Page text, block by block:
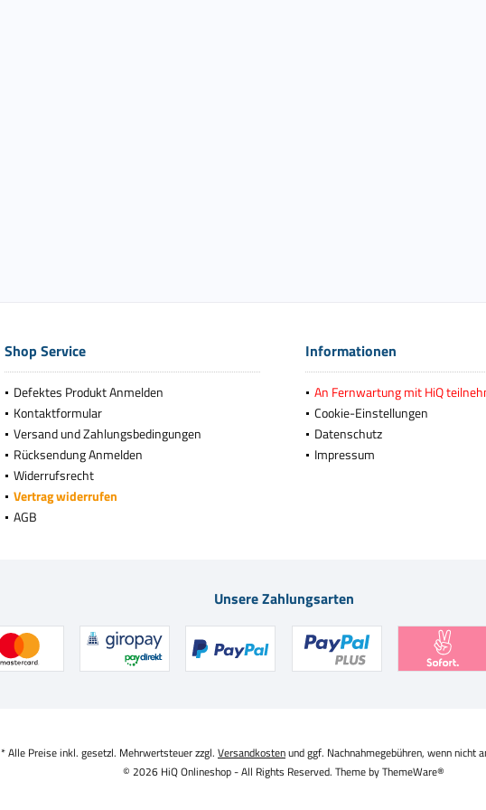
Shop Service
Defektes Produkt Anmelden
Kontaktformular
Versand und Zahlungsbedingungen
Rücksendung Anmelden
Widerrufsrecht
Vertrag widerrufen
AGB
Informationen
An Fernwartung mit HiQ
Cookie-Einstellungen
Datenschutz
Impressum
Unsere Zahlungsarten
* Alle Preise inkl. gesetzl. Mehrwertsteuer zzgl. Versandkostenund ggf. Nachnahmegebühren, wenn nicht
© 2026 HiQ Onlineshop - All Rights Reserved. Theme byThemeWare®